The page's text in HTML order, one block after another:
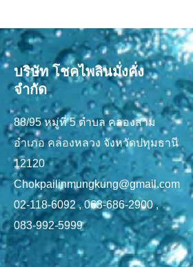
บริษัท โชคไพลินมั่งคั่ง
จำกัด
88/95 หมู่ที่ 5 ตำบล คลองสาม
อำเภอ คลองหลวง จังหวัดปทุมธานี
12120
Chokpailinmungkung@gmail.com
02-118-6092 , 063-686-2900 ,
083-992-5999